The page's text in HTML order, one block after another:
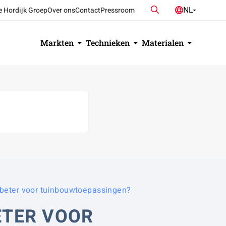
Hordijk GroepOver onsContactPressroom ZoekenNL
Markten Technieken Materialen
voor tuinbouwtoepassingen?
VOOR